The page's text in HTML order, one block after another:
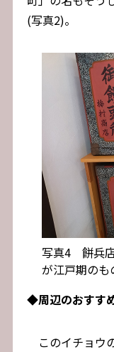
(写真2)。
写真4 餅兵
が江戸期のも
◆周辺のおすす
このイチョウ